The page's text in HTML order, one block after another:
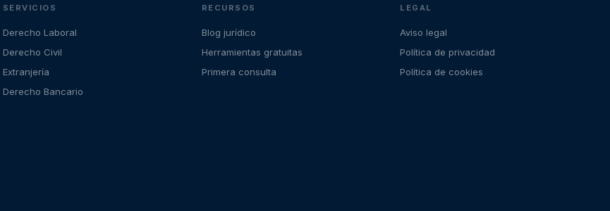
SERVICIOS
Derecho Laboral
Derecho Civil
Extranjería
Derecho Bancario
RECURSOS
Blog jurídico
Herramientas gratuitas
Primera consulta
LEGAL
Aviso legal
Política de privacidad
Política de cookies